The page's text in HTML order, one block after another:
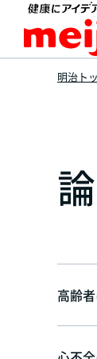
明治ト
高齢